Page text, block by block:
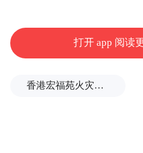
随着优质IP的不断涌
成”。王鹤棣凭借在
打开 app 阅读
香港宏福苑火灾跨部门调查最终报告：大火或由烟头引起